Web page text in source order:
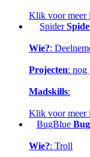
Klik voor meer
Spider
Wie?:
Projecten: nog
Madskills:
Klik voor meer
BugBlue
Wie?: Troll